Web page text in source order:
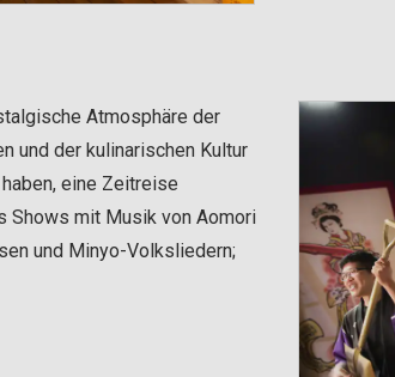
Atmosphäre der
und der kulinarischen Kultur
eine Zeitreise
Shows mit Musik von Aomori
und Minyo-Volksliedern;